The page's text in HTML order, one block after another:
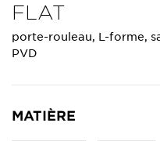
FLAT
porte-rouleau, L-forme,
PVD
MATIÈRE